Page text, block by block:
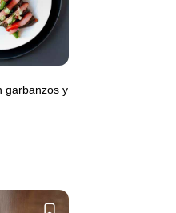
garbanzos y